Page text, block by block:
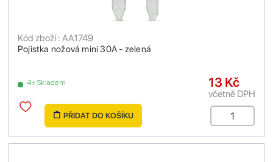
Pojistka nožová mini 30A - zelená
Kód zboží : AA1749
4+ Skladem 13 Kč
včetně DPH
PŘIDAT DO KOŠÍKU